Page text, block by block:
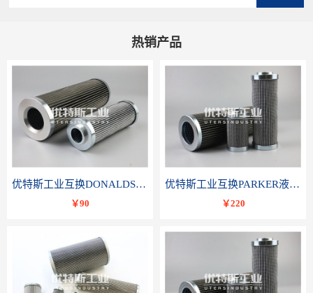
热销产品
优特斯工业互换DONALDSON唐纳森液压滤芯P566336
￥90
优特斯工业互换PARKER液压油滤芯TXWL8C-GDL10
￥220